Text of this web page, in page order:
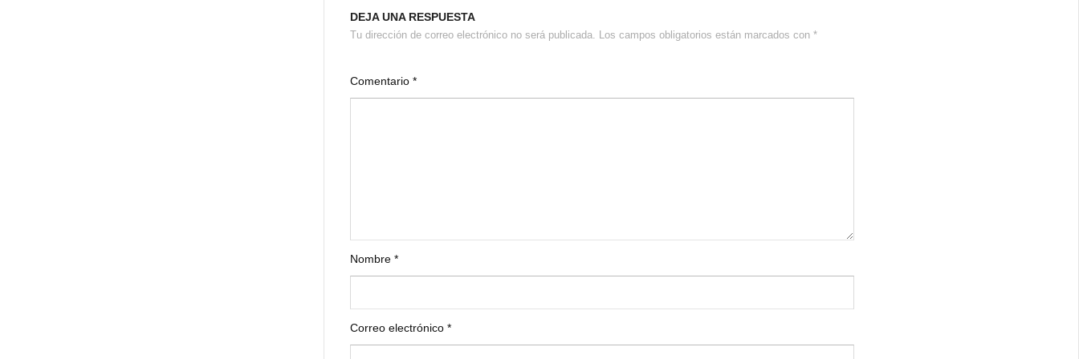
DEJA UNA RESPUESTA
Tu dirección de correo electrónico no será publicada. Los campos obligatorios están marcados con*
Comentario*
Nombre*
Correo electrónico*